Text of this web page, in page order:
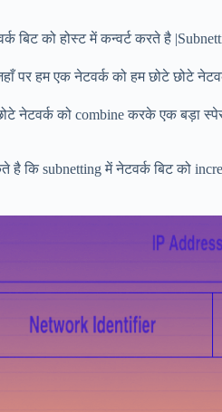
बिट को होस्ट में कन्वर्ट करते है
पर हम एक नेटवर्क को हम छोटे छोटे
नेटवर्क को combine करके एक बड़ा
कि subnetting में नेटवर्क बिट को